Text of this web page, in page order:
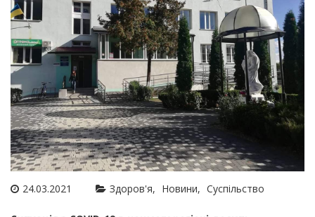
24.03.2021 Здоров'я Новини Суспільство